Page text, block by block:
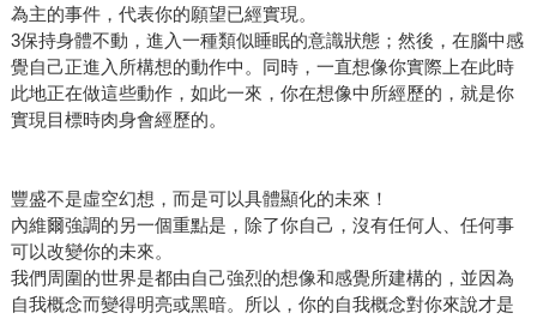
為主的事件，代表你的願望已經實現。
3保持身體不動，進入一種類似睡眠的意識狀態；然後，在腦中感
覺自己正進入所構想的動作中。同時，一直想像你實際上在此時
此地正在做這些動作，如此一來，你在想像中所經歷的，就是你
實現目標時肉身會經歷的。
豐盛不是虛空幻想，而是可以具體顯化的未來！
內維爾強調的另一個重點是，除了你自己，沒有任何人、任何事
可以改變你的未來。
我們周圍的世界是都由自己強烈的想像和感覺所建構的，並因為
自我概念而變得明亮或黑暗。所以，你的自我概念對你來說才是